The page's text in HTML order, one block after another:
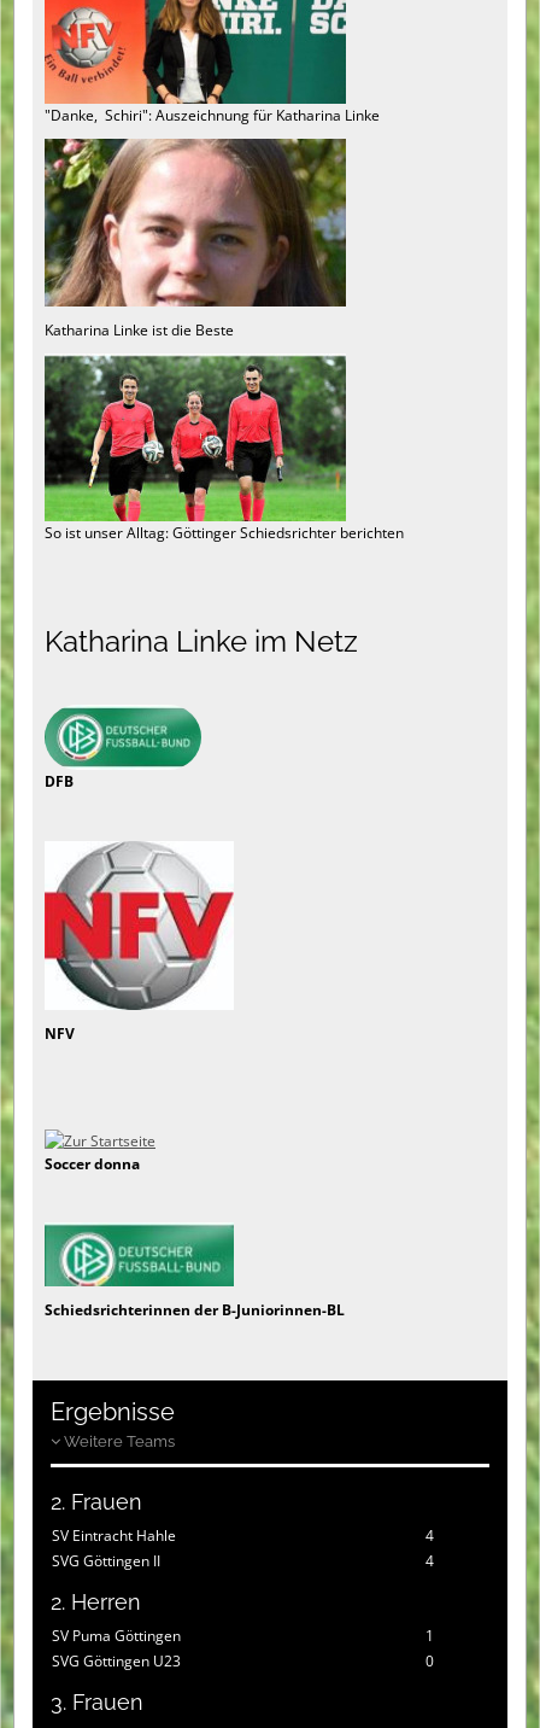
"Danke, Schiri": Auszeichnung für Katharina Linke
Katharina Linke ist die Beste
So ist unser Alltag: Göttinger Schiedsrichter berichten
Katharina Linke im Netz
DFB
NFV
Soccer donna
Schiedsrichterinnen der B-Juniorinnen-BL
Ergebnisse
Weitere Teams
2. Frauen
SV Eintracht Hahle
4
SVG Göttingen II
4
2. Herren
SV Puma Göttingen
1
SVG Göttingen U23
0
3. Frauen